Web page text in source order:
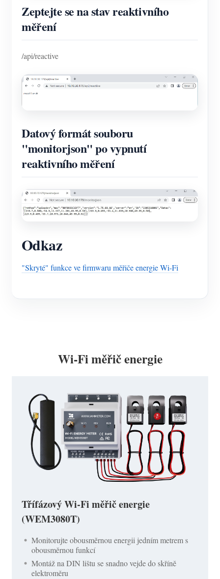
Zeptejte se na stav reaktivního
měření
/api/reactive
Datový formát souboru
"monitorjson" po vypnutí
reaktivního měření
Odkaz
"Skryté" funkce ve firmwaru měřiče energie Wi-Fi
Wi-Fi měřič energie
Třífázový Wi-Fi měřič energie
(WEM3080T)
Monitorujte obousměrnou energii jedním metrem s
obousměrnou funkcí
Montáž na DIN lištu se snadno vejde do skříně
elektroměru